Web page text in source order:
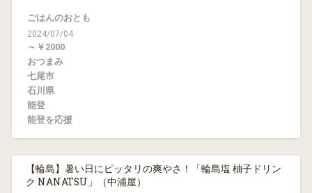
ごはんのおとも
2024/07/04
～￥2000
おつまみ
七尾市
石川県
能登
能登を応援
【輪島】暑い日にピッタリの爽やさ！「輪島塩 柚子ドリン
ク NANATSU」（中浦屋）